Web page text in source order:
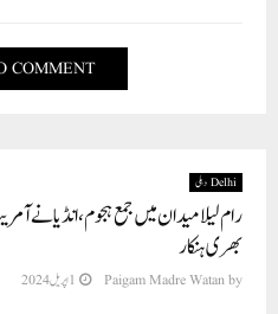
COMMENT
Delhi دہلی
رام لیلا میدان میں جمع ہجوم، انڈیا
بھری ہنکار
by
Paigam Madre Watan 1 اپریل 2024